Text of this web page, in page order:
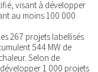
visant à développer
au moins 100 000
267 projets labellisés
544 MW de
Selon de
1 000 projets